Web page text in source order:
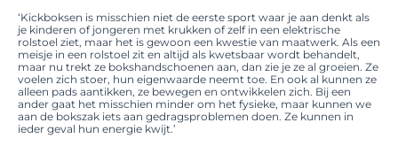
‘Kickboksen is misschien niet de eerste sport waar je aan denkt als
je kinderen of jongeren met krukken of zelf in een elektrische
rolstoel ziet, maar het is gewoon een kwestie van maatwerk. Als een
meisje in een rolstoel zit en altijd als kwetsbaar wordt behandelt,
maar nu trekt ze bokshandschoenen aan, dan zie je ze al groeien. Ze
voelen zich stoer, hun eigenwaarde neemt toe. En ook al kunnen ze
alleen pads aantikken, ze bewegen en ontwikkelen zich. Bij een
ander gaat het misschien minder om het fysieke, maar kunnen we
aan de bokszak iets aan gedragsproblemen doen. Ze kunnen in
ieder geval hun energie kwijt.’